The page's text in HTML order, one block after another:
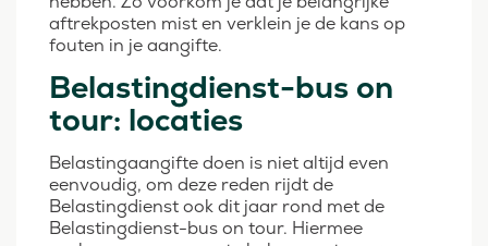
aftrekposten mist en verklein je de kans op
fouten in je aangifte.
Belastingdienst-bus on
tour: locaties
Belastingaangifte doen is niet altijd even
eenvoudig, om deze reden rijdt de
Belastingdienst ook dit jaar rond met de
Belastingdienst-bus on tour. Hiermee